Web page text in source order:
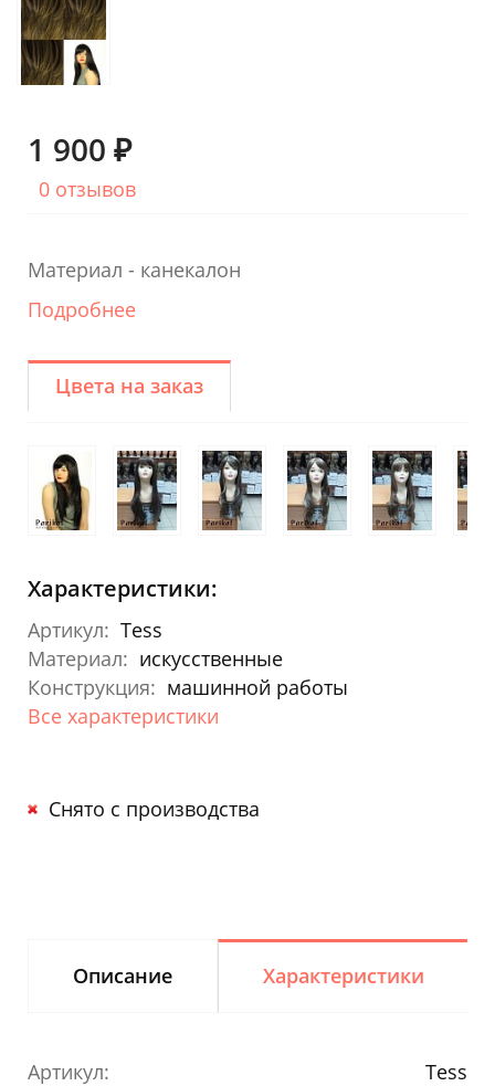
1 900 ₽
0 отзывов
Материал - канекалон
Подробнее
Цвета на заказ
Характеристики:
Артикул: Tess
Материал: искусственные
Конструкция: машинной работы
Все характеристики
Снято с производства
Описание Характеристики
Артикул:
Tess